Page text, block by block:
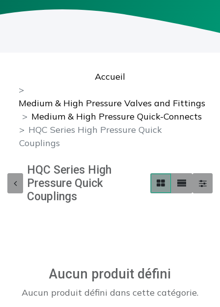
Accueil
Medium & High Pressure Valves and Fittings
Medium & High Pressure Quick-Connects
HQC Series High Pressure Quick
Couplings
HQC Series High
Pressure Quick
Couplings
Aucun produit défini
Aucun produit défini dans cette catégorie.